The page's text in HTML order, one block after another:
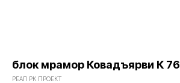
блок мрамор Ковадъярви К 76
РЕАЛ РК ПРОЕКТ